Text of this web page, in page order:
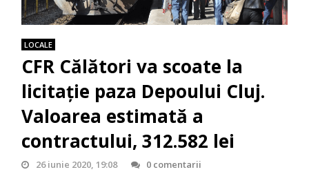
LOCALE
CFR Călători va scoate la
licitație paza Depoului Cluj.
Valoarea estimată a
contractului, 312.582 lei
26 iunie 2020, 19:08 0 comentarii